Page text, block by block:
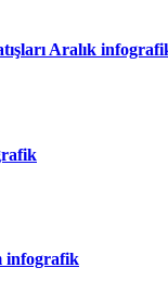
Aralık
infografik